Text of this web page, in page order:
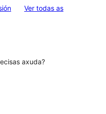
Ver todas asvaloracións
axuda?